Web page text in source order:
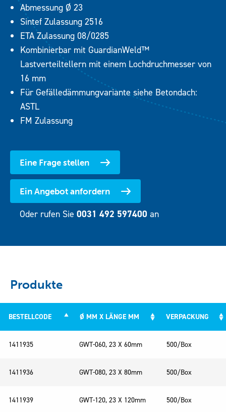
Abmessung Ø 23
Sintef Zulassung 2516
ETA Zulassung 08/0285
Kombinierbar mit GuardianWeld™
Lastverteiltellern mit einem Lochdruchmesser von
16 mm
Für Gefälledämmungvariante siehe Betondach:
ASTL
FM Zulassung
Eine Frage stellen
Ein Angebot anfordern
Oder rufen Sie 0031 492 597400 an
Produkte
BESTELLCODE Ø MM X LÄNGE MM
VERPACKUNG
1411935
GWT-060, 23 X 60mm 500/Box
1411936 GWT-080, 23 X 80mm 500/Box
1411939 GWT-120, 23 X 120mm 500/Box